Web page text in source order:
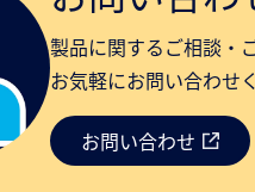
製品に関するご相談・
お気軽にお問い合わせ
お問い合わせ